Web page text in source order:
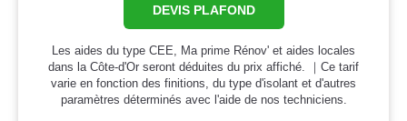
DEVIS PLAFOND
Les aides du type CEE, Ma prime Rénov' et aides locales
dans la Côte-d'Or seront déduites du prix affiché. ｜Ce tarif
varie en fonction des finitions, du type d'isolant et d'autres
paramètres déterminés avec l'aide de nos techniciens.